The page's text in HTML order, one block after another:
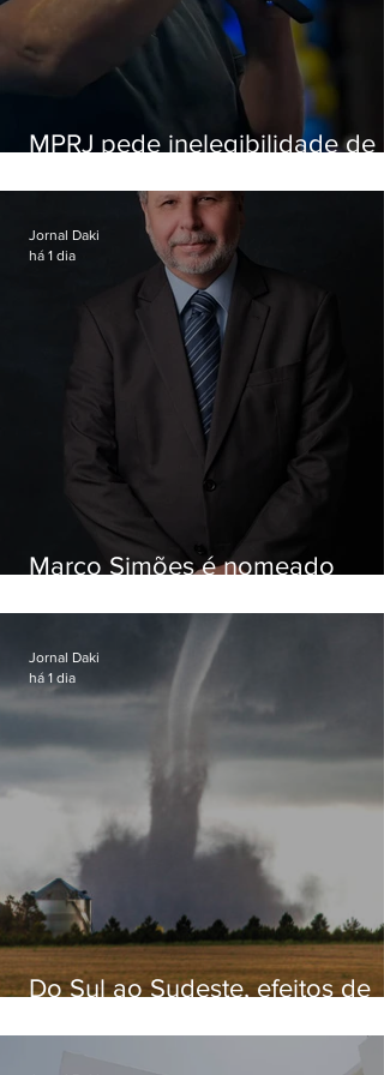
MPRJ pede inelegibilidade de
Marco Simões é nomeado
Jornal Daki
há 1 dia
Do Sul ao Sudeste, efeitos de
apreensão na população
Jornal Daki
há 1 dia